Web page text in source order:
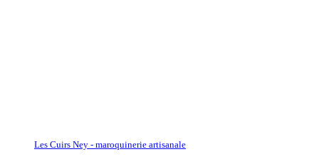
Les Cuirs Ney - maroquinerie artisanale